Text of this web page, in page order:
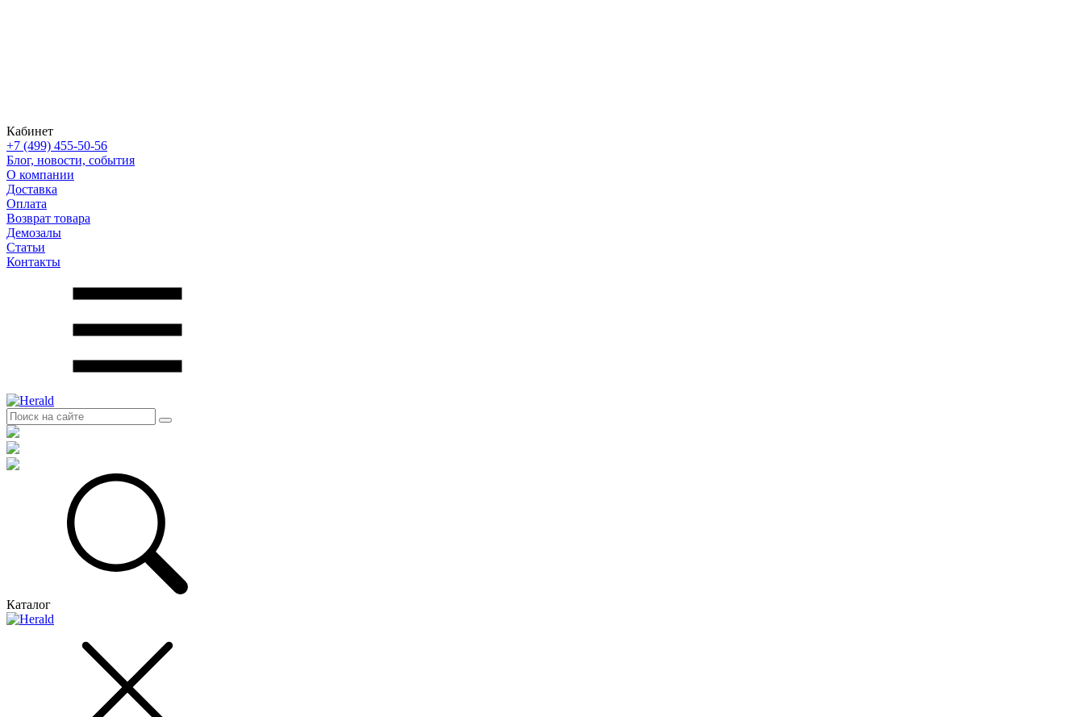
Кабинет
+7 (499) 455-50-56
Блог, новости, события
О компании
Доставка
Оплата
Возврат товара
Демозалы
Статьи
Контакты
Каталог